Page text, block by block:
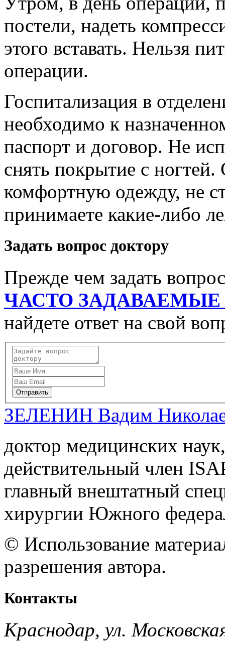
постели, надеть
этого вставать. Нельзя
операции.
Госпитализация в
необходимо к
паспорт и договор. Не
снять покрытие с
комфортную одежду, не
принимаете какие-либо
Задать вопрос доктору
Прежде чем задать
ЧАСТО
найдете ответ на свой
Отправить
ЗЕЛЕНИН Вадим
доктор медицинских наук,
действительный член
главный внештатный
хирургии Южного
© Использование
разрешения автора.
Контакты
Краснодар, ул.